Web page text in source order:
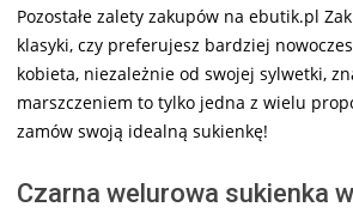
Pozostałe zalety zakupów na ebutik.pl
klasyki, czy preferujesz bardziej
kobieta, niezależnie od swojej sylwetki,
marszczeniem to tylko jedna z wielu
zamów swoją idealną sukienkę!
Czarna welurowa sukienka